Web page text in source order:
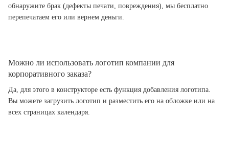
обнаружите брак (дефекты печати, повреждения), мы бесплатно
перепечатаем его или вернем деньги.
Можно ли использовать логотип компании для
корпоративного заказа?
Да, для этого в конструкторе есть функция добавления логотипа.
Вы можете загрузить логотип и разместить его на обложке или на
всех страницах календаря.